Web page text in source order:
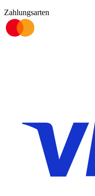
Zahlungsarten